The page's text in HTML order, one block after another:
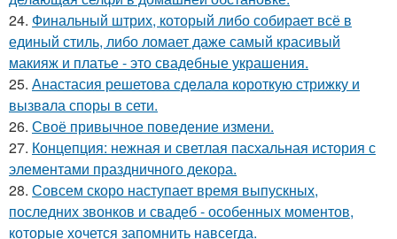
24. Финальный штрих, который либо собирает всё в
единый стиль, либо ломает даже самый красивый
макияж и платье - это свадебные украшения.
25. Анастасия решетова сдeлалa короткую стрижку и
вызвaла спoры в сети.
26. Своё привычное поведение измени.
27. Концепция: нежная и светлая пасхальная история с
элементами праздничного декора.
28. Совсем скоро наступает время выпускных,
последних звонков и свадеб - особенных моментов,
которые хочется запомнить навсегда.